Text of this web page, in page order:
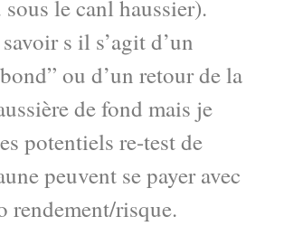
le canl haussier).
s il s’agit d’un
ou d’un retour de la
de fond mais je
potentiels re-test de
peuvent se payer avec
rendement/risque.